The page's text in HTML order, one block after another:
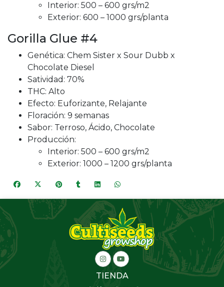
Interior: 500 – 600 grs/m2
Exterior: 600 – 1000 grs/planta
Gorilla Glue #4
Genética: Chem Sister x Sour Dubb x
Chocolate Diesel
Satividad: 70%
THC: Alto
Efecto: Euforizante, Relajante
Floración: 9 semanas
Sabor: Terroso, Ácido, Chocolate
Producción:
Interior: 500 – 600 grs/m2
Exterior: 1000 – 1200 grs/planta
TIENDA